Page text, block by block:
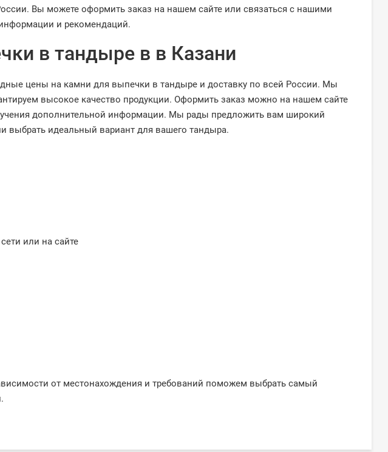
Вы можете оформить заказ на нашем сайте или связаться с нашими
и рекомендаций.
в тандыре в в Казани
цены на камни для выпечки в тандыре и доставку по всей России. Мы
высокое качество продукции. Оформить заказ можно на нашем сайте
дополнительной информации. Мы рады предложить вам широкий
выбрать идеальный вариант для вашего тандыра.
или на сайте
от местонахождения и требований поможем выбрать самый